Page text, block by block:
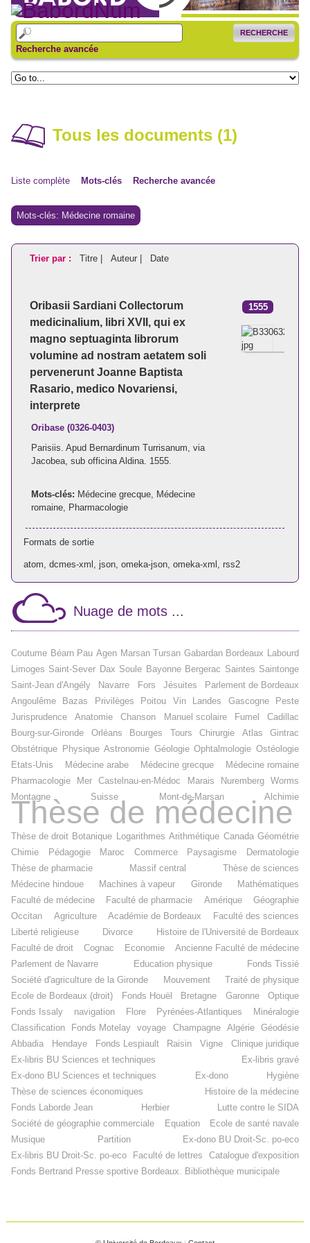
RECHERCHE
Recherche avancée
Tous les documents (1)
Liste complète Mots-clés Recherche avancée
Mots-clés: Médecine romaine
Trier par : Titre | Auteur | Date
Oribasii Sardiani Collectorum
medicinalium, libri XVII, qui ex
magno septuaginta librorum
volumine ad nostram aetatem soli
pervenerunt Joanne Baptista
Rasario, medico Novariensi,
interprete
1555
Oribase (0326-0403)
Parisiis. Apud Bernardinum Turrisanum, via
Jacobea, sub officina Aldina. 1555.
Mots-clés: Médecine grecque, Médecine
romaine, Pharmacologie
Formats de sortie
atom dcmes-xml json, omeka-json, omeka-xml rss2
Nuage de mots ...
Coutume Béarn Pau Agen Marsan Tursan Gabardan Bordeaux Labourd
Limoges Saint-Sever Dax Soule Bayonne Bergerac Saintes Saintonge
Saint-Jean d'Angély
Navarre Fors Jésuites
Parlement de Bordeaux
Angoulême
Bazas Privilèges Poitou Vin Landes Gascogne
Peste
Jurisprudence
Anatomie Chanson Manuel scolaire Fumel
Cadillac
Bourg-sur-Gironde
Orléans Bourges Tours Chirurgie Atlas
Gintrac
Obstétrique Physique Astronomie Géologie Ophtalmologie Ostéologie
Etats-Unis
Médecine arabe Médecine grecque
Médecine romaine
Pharmacologie
Mer Castelnau-en-Médoc Marais Nuremberg
Worms
Montagne
Suisse Mont-de-Marsan Alchimie
Thèse de médecine
Thèse de droit Botanique Logarithmes Arithmétique Canada Géométrie
Chimie
Pédagogie Maroc Commerce Paysagisme
Dermatologie
Thèse de pharmacie
Massif central
Thèse de sciences
Médecine hindoue
Machines à vapeur Gironde
Mathématiques
Faculté de médecine
Faculté de pharmacie Amérique
Géographie
Occitan
Agriculture Académie de Bordeaux
Faculté des sciences
Liberté religieuse
Divorce
Histoire de l'Université de Bordeaux
Faculté de droit
Cognac Economie
Ancienne Faculté de médecine
Parlement de Navarre
Education physique
Fonds Tissié
Société d'agriculture de la Gironde
Mouvement
Traité de physique
Ecole de Bordeaux (droit)
Fonds Houël Bretagne Garonne
Optique
Fonds Issaly
navigation Flore Pyrénées-Atlantiques
Minéralogie
Classification
Fonds Motelay voyage Champagne Algérie
Géodésie
Abbadia
Hendaye Fonds Lespiault Raisin Vigne
Clinique juridique
Ex-libris BU Sciences et techniques
Ex-libris gravé
Ex-dono BU Sciences et techniques
Ex-dono
Hygiène
Thèse de sciences économiques
Histoire de la médecine
Fonds Laborde Jean
Herbier
Lutte contre le SIDA
Société de géographie commerciale
Equation
Ecole de santé navale
Musique
Partition
Ex-dono BU Droit-Sc. po-eco
Ex-libris BU Droit-Sc. po-eco
Faculté de lettres
Catalogue d'exposition
Fonds Bertrand Presse sportive Bordeaux. Bibliothèque municipale